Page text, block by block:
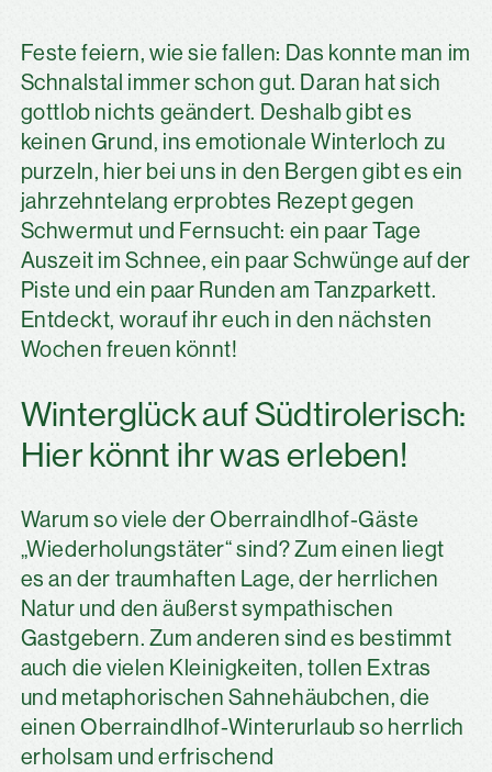
Feste feiern, wie sie fallen: Das konnte man im
Schnalstal immer schon gut. Daran hat sich
gottlob nichts geändert. Deshalb gibt es
keinen Grund, ins emotionale Winterloch zu
purzeln, hier bei uns in den Bergen gibt es ein
jahrzehntelang erprobtes Rezept gegen
Schwermut und Fernsucht: ein paar Tage
Auszeit im Schnee, ein paar Schwünge auf der
Piste und ein paar Runden am Tanzparkett.
Entdeckt, worauf ihr euch in den nächsten
Wochen freuen könnt!
Winterglück auf Südtirolerisch:
Hier könnt ihr was erleben!
Warum so viele der Oberraindlhof-Gäste
„Wiederholungstäter“ sind? Zum einen liegt
es an der traumhaften Lage, der herrlichen
Natur und den äußerst sympathischen
Gastgebern. Zum anderen sind es bestimmt
auch die vielen Kleinigkeiten, tollen Extras
und metaphorischen Sahnehäubchen, die
einen Oberraindlhof-Winterurlaub so herrlich
erholsam und erfrischend